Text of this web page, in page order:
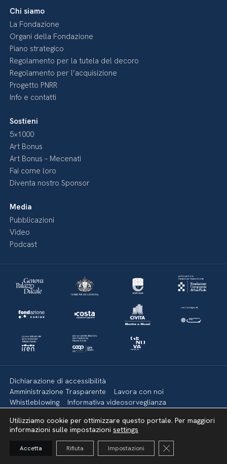
Chi siamo
La Fondazione
Organi della Fondazione
Piano strategico
Regolamento per la tutela del decoro
Regolamento per l’acquisizione
Progetto PNRR
Info e contatti
Sostieni
5×1000
Art Bonus
Art Bonus – Mecenati
Fai come loro
Diventa nostro Sponsor
Media
Pubblicazioni
Video
Podcast
Dichiarazione di accessibilità
Amministrazione Trasparente
Lavora con noi
Whistleblowing
Informativa videosorveglianza
Mappa del sito
Torna su
Utilizziamo cookie per ottimizzare questo portale. Per maggiori
informazioni sulle impostazioni settings
Accetta Rifiuta Impostazioni Close GDPR